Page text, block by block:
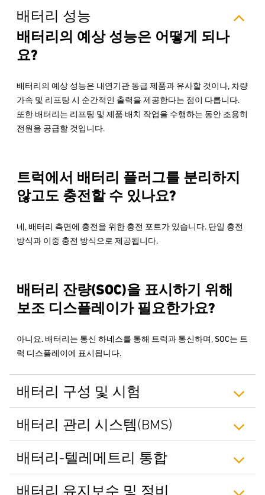
배터리 성능
배터리의 예상 성능은 어떻게 되나
요?
배터리의 예상 성능은 내연기관 동급 제품과 유사할 것이나, 차량
가속 및 리프팅 시 순간적인 출력을 제공한다는 점이 다릅니다.
또한 배터리는 리프팅 및 제품 배치 작업을 수행하는 동안 조용히
전원을 공급할 것입니다.
트럭에서 배터리 플러그를 분리하지
않고도 충전할 수 있나요?
네, 배터리 측면에 충전을 위한 충전 포트가 있습니다. 단일 충전
방식과 이중 충전 방식으로 제공됩니다.
배터리 잔량(SOC)을 표시하기 위해
보조 디스플레이가 필요한가요?
아니요. 배터리는 통신 하네스를 통해 트럭과 통신하며, SOC는 트
럭 디스플레이에 표시됩니다.
배터리 구성 및 시험
배터리 관리 시스템(BMS)
배터리-텔레메트리 통합
배터리 유지보수 및 정비